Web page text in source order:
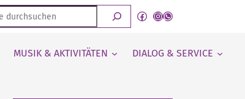
Facebook
Instagram
WhatsApp Kanal von detmold-lutherisch
MUSIK & AKTIVITÄTEN DIALOG & SERVICE